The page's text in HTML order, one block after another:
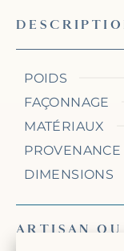
POIDS
FAÇONNAGE
MATÉRIAUX
PROVENANCE
DIMENSIONS
ARTISAN